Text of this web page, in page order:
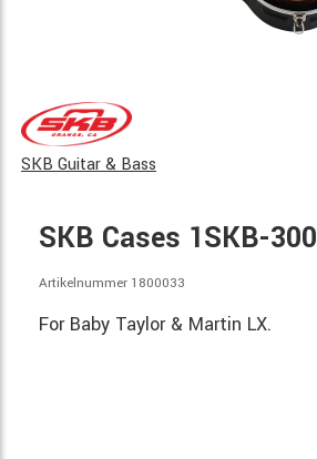
SKB Guitar & Bass
SKB Cases 1SKB-300
Artikelnummer 1800033
For Baby Taylor & Martin LX.